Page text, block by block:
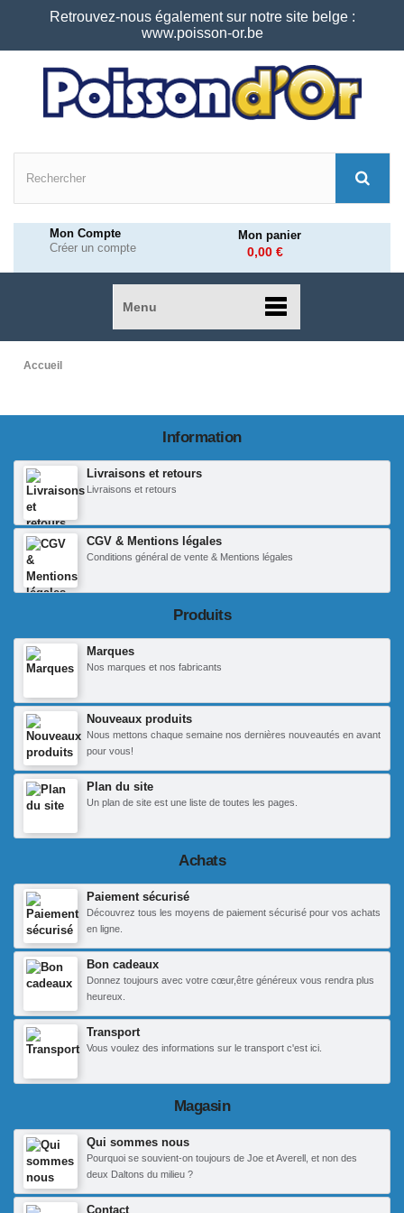
Retrouvez-nous également sur notre site belge :
www.poisson-or.be
Mon Compte
Créer un compte
Mon panier
0,00 €
Menu
Accueil
Information
Livraisons et retours
Livraisons et retours
CGV & Mentions légales
Conditions général de vente & Mentions légales
Produits
Marques
Nos marques et nos fabricants
Nouveaux produits
Nous mettons chaque semaine nos dernières nouveautés en avant
pour vous!
Plan du site
Un plan de site est une liste de toutes les pages.
Achats
Paiement sécurisé
Découvrez tous les moyens de paiement sécurisé pour vos achats
en ligne.
Bon cadeaux
Donnez toujours avec votre cœur,être généreux vous rendra plus
heureux.
Transport
Vous voulez des informations sur le transport c'est ici.
Magasin
Qui sommes nous
Pourquoi se souvient-on toujours de Joe et Averell, et non des
deux Daltons du milieu ?
Contact